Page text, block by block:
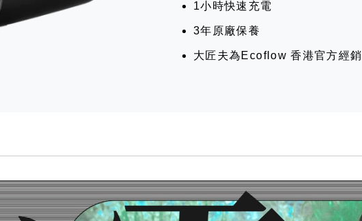
1小時快速充電
3年原廠保養
大匠夫為Ecoflow 香港官方經銷